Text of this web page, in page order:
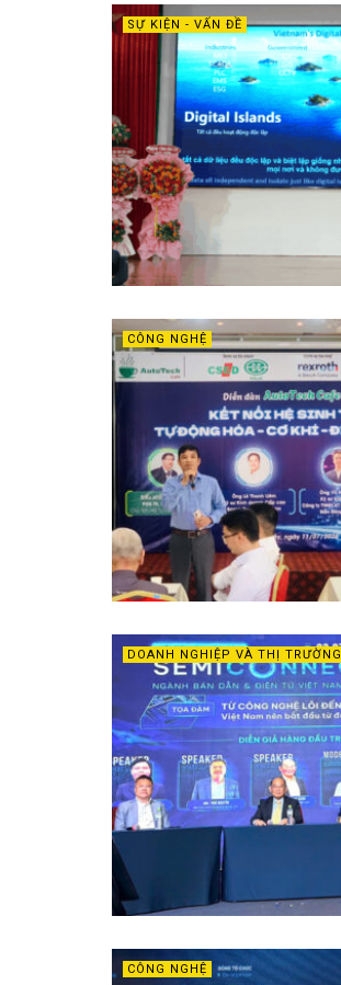
SỰ KIỆN - VẤN ĐỀ
CÔNG NGHỆ
DOANH NGHIỆP VÀ THỊ TRƯỜNG
CÔNG NGHỆ